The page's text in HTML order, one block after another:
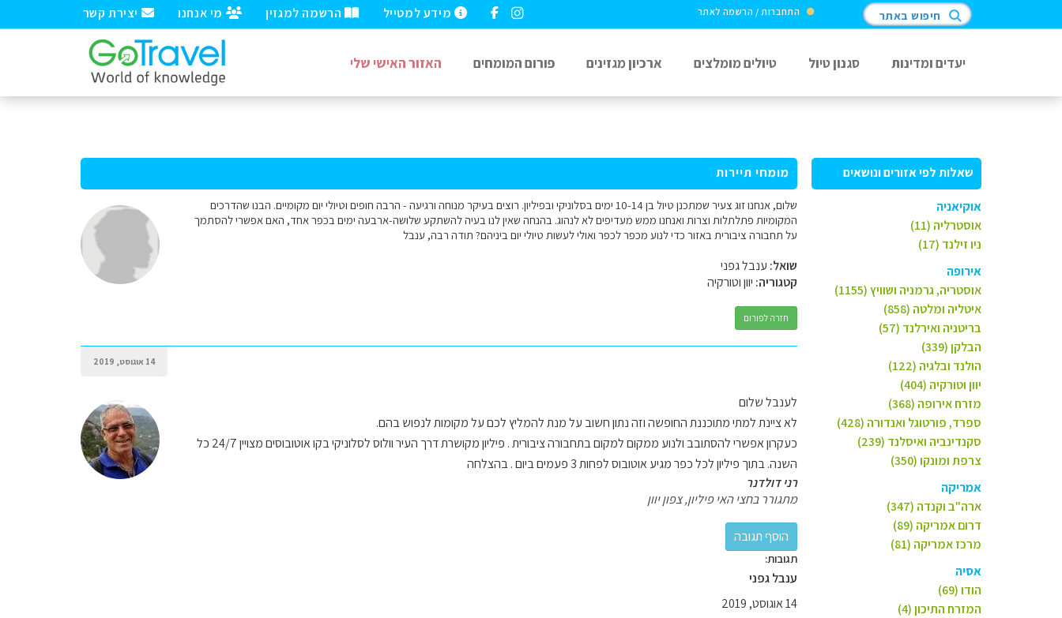
יצירת קשר מי אנחנו הרשמה למגזין מידע למטייל התחברות / הרשמה לאתר חיפוש באתר
יעדים ומדינות סגנון טיול טיולים מומלצים ארכיון מגזינים פורום המומחים האזור האישי שלי
שאלות לפי אזורים ונושאים
אוקיאניה
אוסטרליה (11)
ניו זילנד (17)
אירופה
אוסטריה, גרמניה ושוויץ (1155)
איטליה ומלטה (858)
בריטניה ואירלנד (57)
הבלקן (339)
הולנד ובלגיה (122)
יוון וטורקיה (404)
מזרח אירופה (368)
ספרד, פורטוגל ואנדורה (428)
סקנדינביה ואיסלנד (239)
צרפת ומונקו (350)
אמריקה
ארה"ב וקנדה (347)
דרום אמריקה (89)
מרכז אמריקה (81)
אסיה
הודו (69)
המזרח התיכון (4)
מומחי תיירות
שלום, אנחנו זוג צעיר שמתכנן טיול בן 10-14 ימים בסלוניקי ובפיליון. רוצים בעיקר מנוחה ורגיעה - הרבה חופים וטיולי יום מקומיים. הבנו שהדרכים
המקומיות פתלתלות וצרות ואנחנו ממש מעדיפים לא לנהוג. בהנחה שאין לנו בעיה להשתקע שלושה-ארבעה ימים בכפר אחד, האם אפשרי להסתמך
על תחבורה ציבורית באזור כדי לנוע מכפר לכפר ואולי לעשות טיולי יום ביניהם? תודה רבה, ענבל
שואל: ענבל גפני
קטגוריה: יוון וטורקיה
חזרה לפורום
14 אוגוסט, 2019
לענבל שלום
לא ציינת למתי מתוכננת החופשה וזה נתון חשוב על מנת להמליץ לכם על מקומות לנפוש בהם.
כעקרון אפשרי להסתובב ולנוע ממקום למקום בתחבורה ציבורית . פיליון מקושרת דרך העיר וולוס לסלוניקי בקו אוטובוסים מצויין 24/7 כל
השנה. בתוך פיליון לכל כפר מגיע אוטובוס לפחות 3 פעמים ביום . בהצלחה
רני דולדנר
מתגורר בחצי האי פיליון, צפון יוון
תגובות:
ענבל גפני
14 אוגוסט, 2019